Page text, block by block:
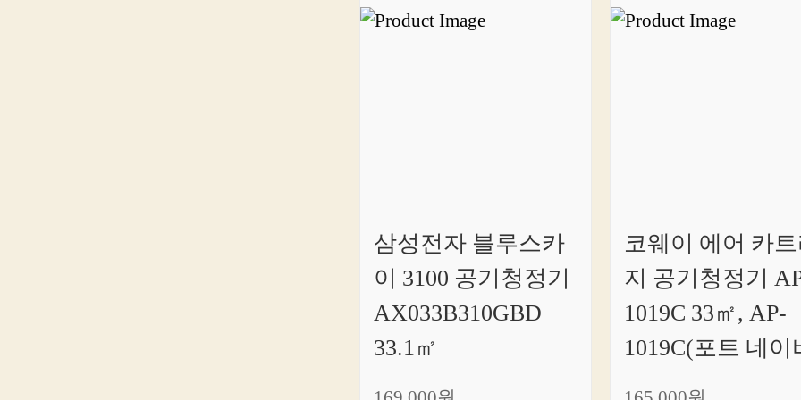
삼성전자 블루스카
이 3100 공기청정기
AX033B310GBD
33.1㎡
코웨이 에어 카트
지 공기청정기
1019C 33㎡, AP-
1019C(포트 네이